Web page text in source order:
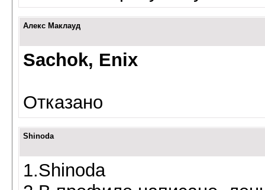
Алекс Маклауд
Sachok, Enix
Отказано
Shinoda
1.Shinoda